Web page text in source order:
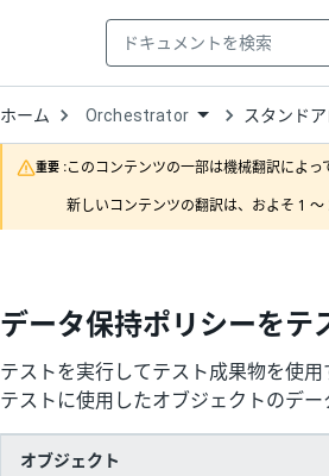
ホーム Open
Dropdown
to
choose
product
Orchestrator スタンド
重要 :このコンテンツの一部は機械翻訳によ
新しいコンテンツの翻訳は、およそ 1 ～
データ保持ポリシーをテ
テストを実行してテスト成果物を使
テストに使用したオブジェクトのデ
オブジェクト